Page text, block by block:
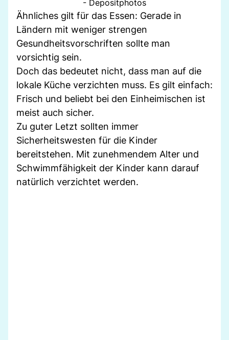
- Depositphotos
Ähnliches gilt für das Essen: Gerade in
Ländern mit weniger strengen
Gesundheitsvorschriften sollte man
vorsichtig sein.
Doch das bedeutet nicht, dass man auf die
lokale Küche verzichten muss. Es gilt einfach:
Frisch und beliebt bei den Einheimischen ist
meist auch sicher.
Zu guter Letzt sollten immer
Sicherheitswesten für die Kinder
bereitstehen. Mit zunehmendem Alter und
Schwimmfähigkeit der Kinder kann darauf
natürlich verzichtet werden.